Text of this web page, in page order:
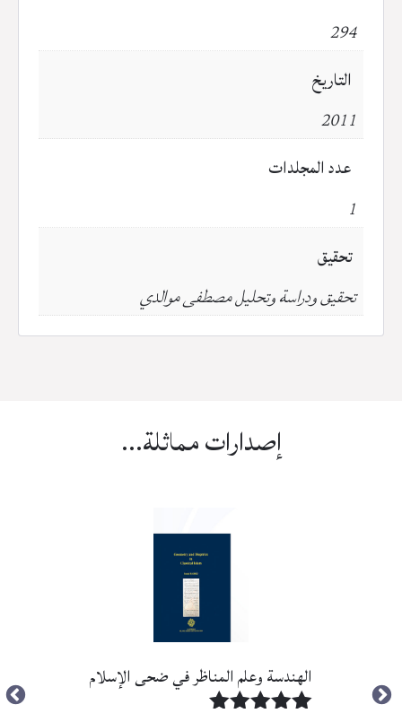
294
التاريخ
2011
عدد المجلدات
1
تحقيق
تحقيق ودراسة وتحليل مصطفى موالدي
إصدارات مماثلة...
الهندسة وعلم المناظر في ضحى الإسلام